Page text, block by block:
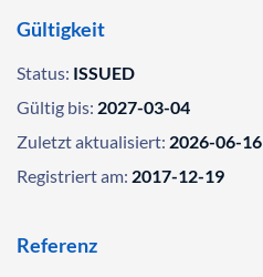
Gültigkeit
Status: ISSUED
Gültig bis: 2027-03-04
Zuletzt aktualisiert: 2026-06-16
Registriert am: 2017-12-19
Referenz